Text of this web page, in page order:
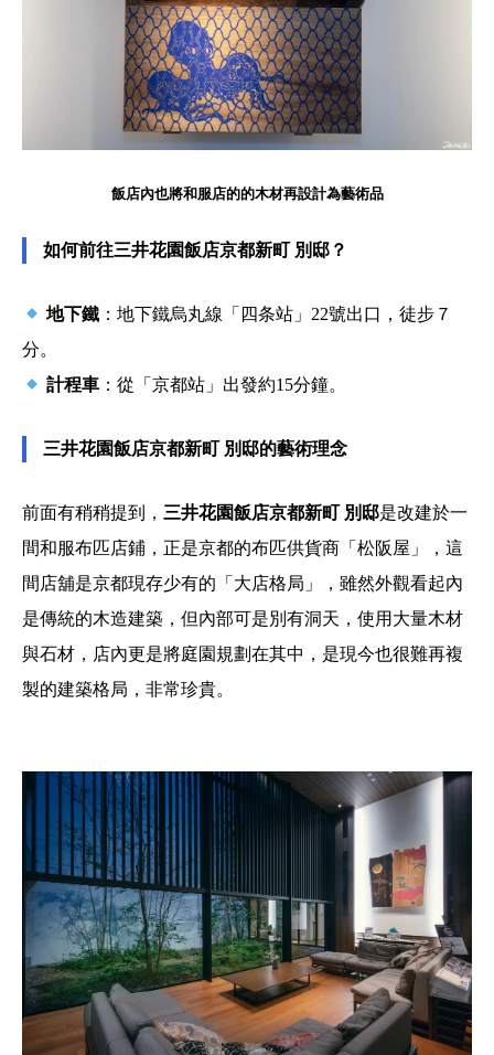
飯店內也將和服店的的木材再設計為藝術品
如何前往三井花園飯店京都新町 別邸？
地下鐵 ：地下鐵烏丸線「四条站」22號出口，徒步７
分。
計程車 ：從「京都站」出發約15分鐘。
三井花園飯店京都新町 別邸的藝術理念
前面有稍稍提到， 三井花園飯店京都新町 別邸是改建於一
間和服布匹店鋪，正是京都的布匹供貨商「松阪屋」，這
間店舖是京都現存少有的「大店格局」，雖然外觀看起內
是傳統的木造建築，但內部可是別有洞天，使用大量木材
與石材，店內更是將庭園規劃在其中，是現今也很難再複
製的建築格局，非常珍貴。